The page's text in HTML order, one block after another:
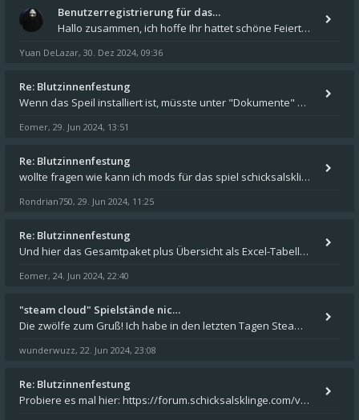
Benutzerregistrierung für das…
Hallo zusammen, ich hoffe Ihr hattet schöne Feiertage und kommt auch gut ins neue Jahr. Ich schreibe hier kurz zur Infor
Yuan DeLazar, 30. Dez 2024, 09:36
Re: Blutzinnenfestung
Wenn das Speil installiert ist, müsste unter "Dokumente" auf Deinem Rechner ein Verzeichnis "blade of destiny" sein. Dar
Eomer, 29. Jun 2024, 13:51
Re: Blutzinnenfestung
wollte fragen wie kann ich mods für das spiel schicksalsklinge in das spieleverzeichnis kopieren und in welches
Rondrian750, 29. Jun 2024, 11:25
Re: Blutzinnenfestung
Und hier das Gesamtpaket plus Übersicht als Excel-Tabelle: https://forum.schicksalsklinge.com/viewtopic.php?f=239&t=156
Eomer, 24. Jun 2024, 22:40
"steam cloud" Spielstände nic…
Die zwölfe zum Gruß! Ich habe in den letzten Tagen Steam auf meinem Desktop PC mit Windows 11 installiert und über Steam
wunderwuzz, 22. Jun 2024, 23:08
Re: Blutzinnenfestung
Probiere es mal hier: https://forum.schicksalsklinge.com/viewtopic.php?f=239&t=15661